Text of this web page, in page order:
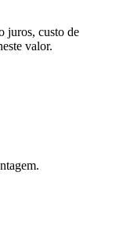
juros, custo de
valor.